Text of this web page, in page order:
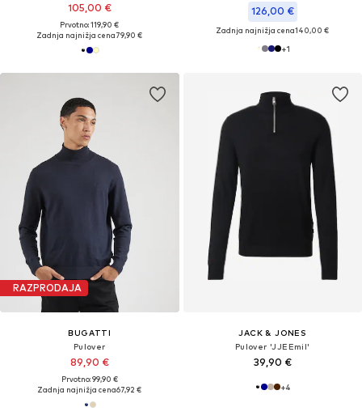
105,00 €
Prvotno: 119,90 €
Zadnja najnižja cena79,90 €
126,00 €
Zadnja najnižja cena140,00 €
+1
RAZPRODAJA
BUGATTI
Pulover
89,90 €
Prvotno: 99,90 €
Zadnja najnižja cena67,92 €
JACK & JONES
Pulover 'JJEEmil'
39,90 €
+4